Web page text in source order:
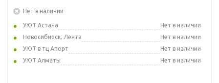
Нет в наличии
УЮТ Астана
Нет в наличии
Новосибирск, Лента
Нет в наличии
УЮТ в тц Апорт
Нет в наличии
УЮТ Алматы
Нет в наличии